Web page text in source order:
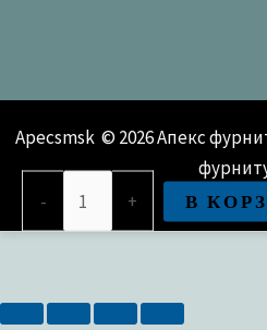
Apecsmsk © 2026 Апекс
-
TT-
+ В